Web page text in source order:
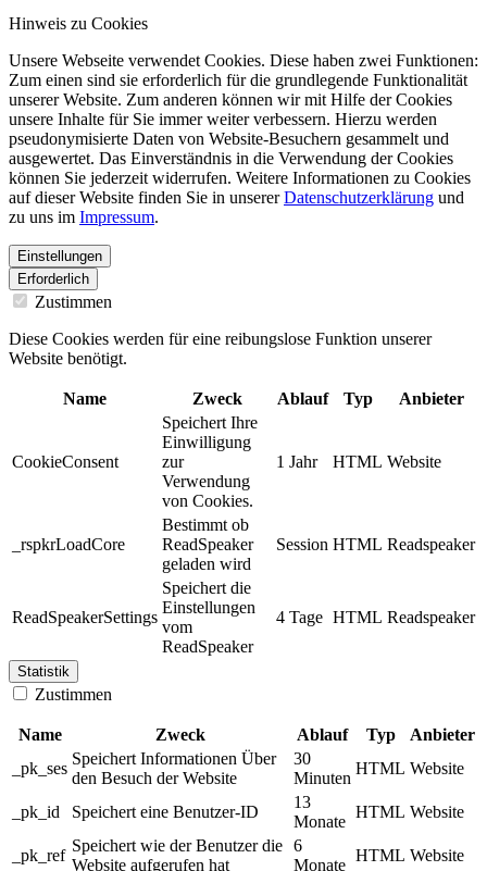
Hinweis zu Cookies
Unsere Webseite verwendet Cookies. Diese haben zwei Funktionen:
Zum einen sind sie erforderlich für die grundlegende Funktionalität
unserer Website. Zum anderen können wir mit Hilfe der Cookies
unsere Inhalte für Sie immer weiter verbessern. Hierzu werden
pseudonymisierte Daten von Website-Besuchern gesammelt und
ausgewertet. Das Einverständnis in die Verwendung der Cookies
können Sie jederzeit widerrufen. Weitere Informationen zu Cookies
auf dieser Website finden Sie in unsererDatenschutzerklärung und
zu uns im Impressum.
Einstellungen
Erforderlich
Zustimmen
Diese Cookies werden für eine reibungslose Funktion unserer
Website benötigt.
Name Zweck Ablauf Typ Anbieter
CookieConsent
Speichert Ihre
Einwilligung
zur
Verwendung
von Cookies.
1 Jahr HTML Website
_rspkrLoadCore
Bestimmt ob
ReadSpeaker
geladen wird
Session HTML Readspeaker
ReadSpeakerSettings
Speichert die
Einstellungen
vom
ReadSpeaker
4 Tage HTML Readspeaker
Statistik
Zustimmen
Name Zweck Ablauf Typ
Anbieter
_pk_ses
Speichert Informationen Über
den Besuch der Website
30
Minuten
HTML Website
_pk_id Speichert eine Benutzer-ID
13
Monate
HTML Website
_pk_ref
Speichert wie der Benutzer die
Website aufgerufen hat
6
Monate
HTML Website